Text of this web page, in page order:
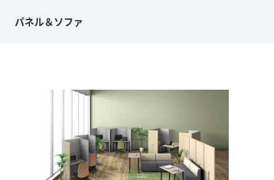
パネル＆ソファ